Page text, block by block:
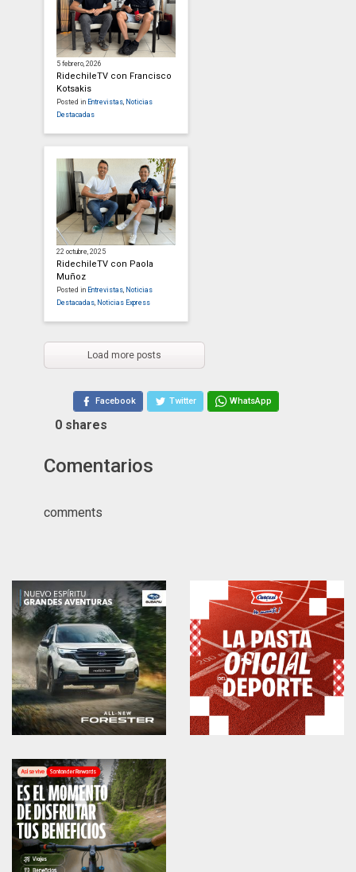
5 febrero, 2026
RidechileTV con Francisco
Kotsakis
Posted in Entrevistas Noticias
Destacadas
22 octubre, 2025
RidechileTV con Paola
Muñoz
Posted in Entrevistas Noticias
Destacadas Noticias Express
Load more posts
Facebook Twitter WhatsApp
0 shares
Comentarios
comments